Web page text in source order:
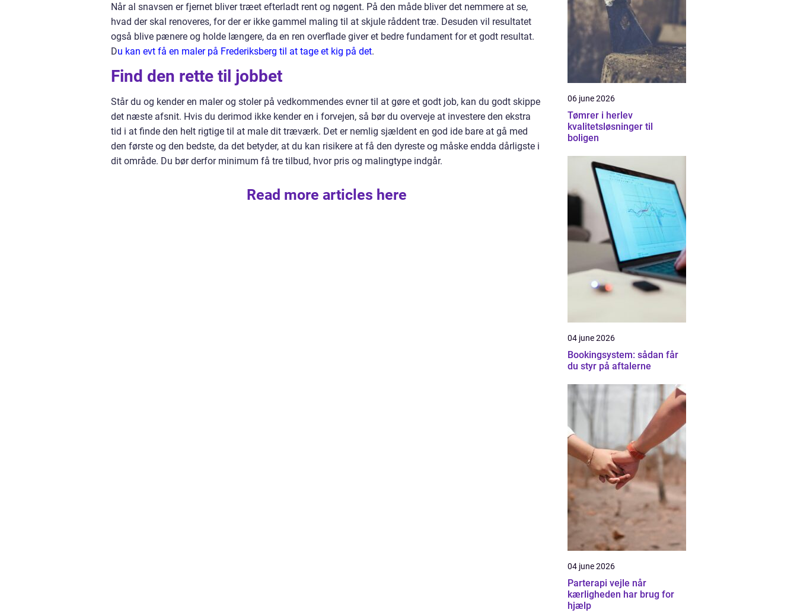
Når al snavsen er fjernet bliver træet efterladt rent og nøgent. På den måde bliver det nemmere at se,
hvad der skal renoveres, for der er ikke gammel maling til at skjule råddent træ. Desuden vil resultatet
også blive pænere og holde længere, da en ren overflade giver et bedre fundament for et godt resultat.
Du kan evt få en maler på Frederiksberg til at tage et kig på det.
Find den rette til jobbet
Står du og kender en maler og stoler på vedkommendes evner til at gøre et godt job, kan du godt skippe
det næste afsnit. Hvis du derimod ikke kender en i forvejen, så bør du overveje at investere den ekstra
tid i at finde den helt rigtige til at male dit træværk. Det er nemlig sjældent en god ide bare at gå med
den første og den bedste, da det betyder, at du kan risikere at få den dyreste og måske endda dårligste i
dit område. Du bør derfor minimum få tre tilbud, hvor pris og malingtype indgår.
Read more articles here
06 june 2026
Tømrer i herlev
kvalitetsløsninger til
boligen
04 june 2026
Bookingsystem: sådan får
du styr på aftalerne
04 june 2026
Parterapi vejle når
kærligheden har brug for
hjælp